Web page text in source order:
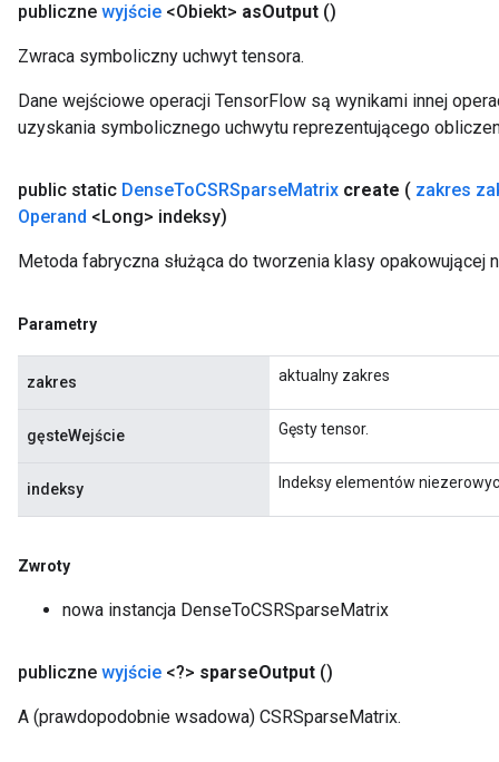
publiczne wyjście <Obiekt> asOutput ()
Zwraca symboliczny uchwyt tensora.
Dane wejściowe operacji TensorFlow są wynikami innej
uzyskania symbolicznego uchwytu reprezentującego
public static DenseToCSRSparseMatrix create ( zakres
Operand <Long> indeksy)
Metoda fabryczna służąca do tworzenia klasy opakowującej
Parametry
zakres aktualny zakres
gęsteWejście Gęsty tensor.
indeksy Indeksy elementów
Zwroty
nowa instancja DenseToCSRSparseMatrix
publiczne wyjście <?> sparseOutput ()
A (prawdopodobnie wsadowa) CSRSparseMatrix.